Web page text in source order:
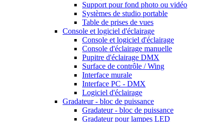
Support pour fond photo ou vidéo
Systèmes de studio portable
Table de prises de vues
Console et logiciel d'éclairage
Console et logiciel d'éclairage
Console d'éclairage manuelle
Pupitre d'éclairage DMX
Surface de contrôle / Wing
Interface murale
Interface PC - DMX
Logiciel d'éclairage
Gradateur - bloc de puissance
Gradateur - bloc de puissance
Gradateur pour lampes LED